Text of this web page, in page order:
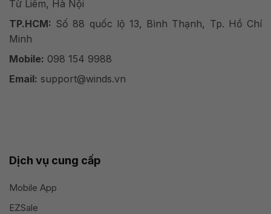
Từ Liêm, Hà Nội
TP.HCM: Số 88 quốc lộ 13, Bình Thạnh, Tp. Hồ Chí
Minh
Mobile: 098 154 9988
Email: support@winds.vn
Dịch vụ cung cấp
Mobile App
EZSale